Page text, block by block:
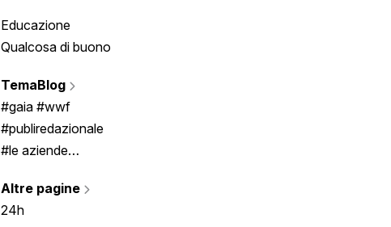
Educazione
Qualcosa di buono
TemaBlog
#gaia #wwf
#publiredazionale
#le aziende
Altre pagine
24h